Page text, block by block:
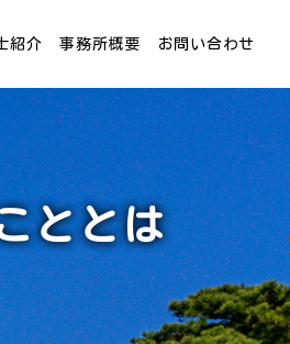
紹介 事務所概要 お問い合わせ
ととは